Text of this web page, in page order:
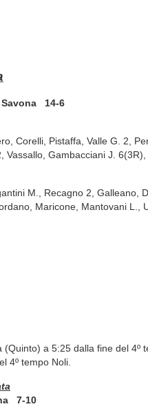
Savona 14-6
Corelli, Pistaffa, Valle G. 2,
Vassallo, Gambacciani J. 6(3R),
M., Recagno 2, Galleano,
Maricone, Mantovani L.,
(Quinto) a 5:25 dalla fine del 4º
4º tempo Noli.
7-10